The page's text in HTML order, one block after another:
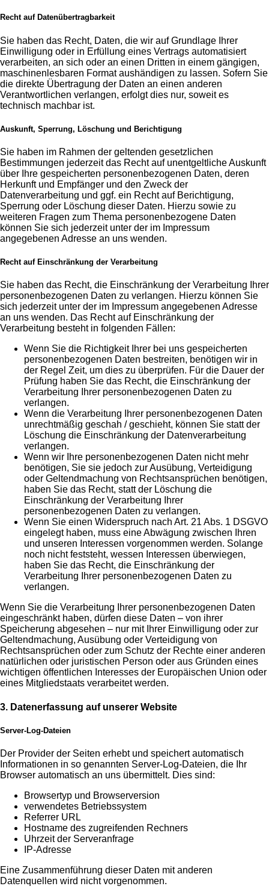
Recht auf Datenübertragbarkeit
Sie haben das Recht, Daten, die wir auf Grundlage Ihrer
Einwilligung oder in Erfüllung eines Vertrags automatisiert
verarbeiten, an sich oder an einen Dritten in einem gängigen,
maschinenlesbaren Format aushändigen zu lassen. Sofern Sie
die direkte Übertragung der Daten an einen anderen
Verantwortlichen verlangen, erfolgt dies nur, soweit es
technisch machbar ist.
Auskunft, Sperrung, Löschung und Berichtigung
Sie haben im Rahmen der geltenden gesetzlichen
Bestimmungen jederzeit das Recht auf unentgeltliche Auskunft
über Ihre gespeicherten personenbezogenen Daten, deren
Herkunft und Empfänger und den Zweck der
Datenverarbeitung und ggf. ein Recht auf Berichtigung,
Sperrung oder Löschung dieser Daten. Hierzu sowie zu
weiteren Fragen zum Thema personenbezogene Daten
können Sie sich jederzeit unter der im Impressum
angegebenen Adresse an uns wenden.
Recht auf Einschränkung der Verarbeitung
Sie haben das Recht, die Einschränkung der Verarbeitung Ihrer
personenbezogenen Daten zu verlangen. Hierzu können Sie
sich jederzeit unter der im Impressum angegebenen Adresse
an uns wenden. Das Recht auf Einschränkung der
Verarbeitung besteht in folgenden Fällen:
Wenn Sie die Richtigkeit Ihrer bei uns gespeicherten
personenbezogenen Daten bestreiten, benötigen wir in
der Regel Zeit, um dies zu überprüfen. Für die Dauer der
Prüfung haben Sie das Recht, die Einschränkung der
Verarbeitung Ihrer personenbezogenen Daten zu
verlangen.
Wenn die Verarbeitung Ihrer personenbezogenen Daten
unrechtmäßig geschah / geschieht, können Sie statt der
Löschung die Einschränkung der Datenverarbeitung
verlangen.
Wenn wir Ihre personenbezogenen Daten nicht mehr
benötigen, Sie sie jedoch zur Ausübung, Verteidigung
oder Geltendmachung von Rechtsansprüchen benötigen,
haben Sie das Recht, statt der Löschung die
Einschränkung der Verarbeitung Ihrer
personenbezogenen Daten zu verlangen.
Wenn Sie einen Widerspruch nach Art. 21 Abs. 1 DSGVO
eingelegt haben, muss eine Abwägung zwischen Ihren
und unseren Interessen vorgenommen werden. Solange
noch nicht feststeht, wessen Interessen überwiegen,
haben Sie das Recht, die Einschränkung der
Verarbeitung Ihrer personenbezogenen Daten zu
verlangen.
Wenn Sie die Verarbeitung Ihrer personenbezogenen Daten
eingeschränkt haben, dürfen diese Daten – von ihrer
Speicherung abgesehen – nur mit Ihrer Einwilligung oder zur
Geltendmachung, Ausübung oder Verteidigung von
Rechtsansprüchen oder zum Schutz der Rechte einer anderen
natürlichen oder juristischen Person oder aus Gründen eines
wichtigen öffentlichen Interesses der Europäischen Union oder
eines Mitgliedstaats verarbeitet werden.
3. Datenerfassung auf unserer Website
Server-Log-Dateien
Der Provider der Seiten erhebt und speichert automatisch
Informationen in so genannten Server-Log-Dateien, die Ihr
Browser automatisch an uns übermittelt. Dies sind:
Browsertyp und Browserversion
verwendetes Betriebssystem
Referrer URL
Hostname des zugreifenden Rechners
Uhrzeit der Serveranfrage
IP-Adresse
Eine Zusammenführung dieser Daten mit anderen
Datenquellen wird nicht vorgenommen.